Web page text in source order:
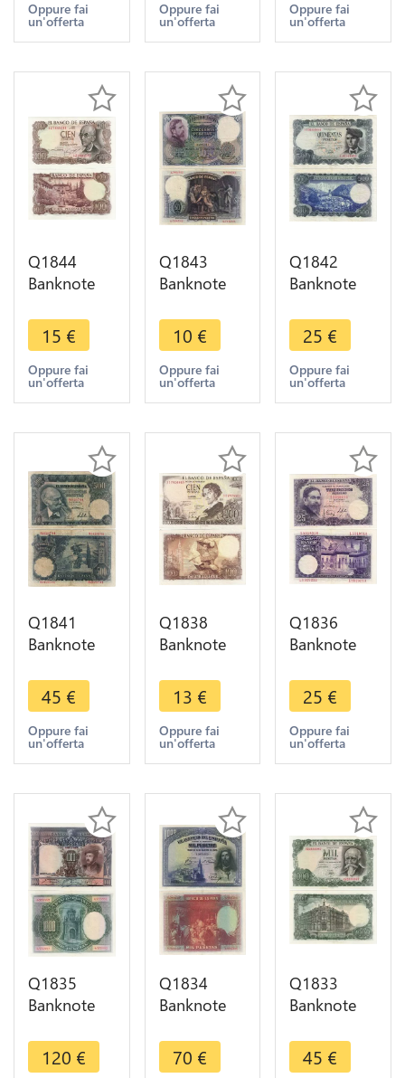
> Make
offer
Oppure fai
un'offerta
Lopez 1931
-> Make
Oppure fai
un'offerta
Torres 1953
UNC ->
Oppure fai
un'offerta
Q1844
Banknote
Pesetas
Manuel de
Falla 1970
UNc ->
15 €
Oppure fai
un'offerta
Q1843
Banknote
Pesetas E.
Rosales
1931 ->
Make offer
10 €
Oppure fai
un'offerta
Q1842
Banknote
Pesetas
Jacinto
Verdaguer
1971 ->
25 €
Oppure fai
un'offerta
Q1841
Banknote
Pesetas
Mariano
Benlliure
1951 ->
45 €
Oppure fai
un'offerta
Q1838
Banknote
Pesetas
Gustavo
Adolfo
Bécquer
Make offer
13 €
Oppure fai
un'offerta
Q1836
Banknote
Pesetas
Isaac
Albéniz
1954 ->
25 €
Oppure fai
un'offerta
Q1835
Banknote
Pesetas Carl
I 1925 AU -
120 €
Q1834
Banknote
Pesetas
Ferdinand
70 €
Q1833
Banknote
Pesetas
José
45 €